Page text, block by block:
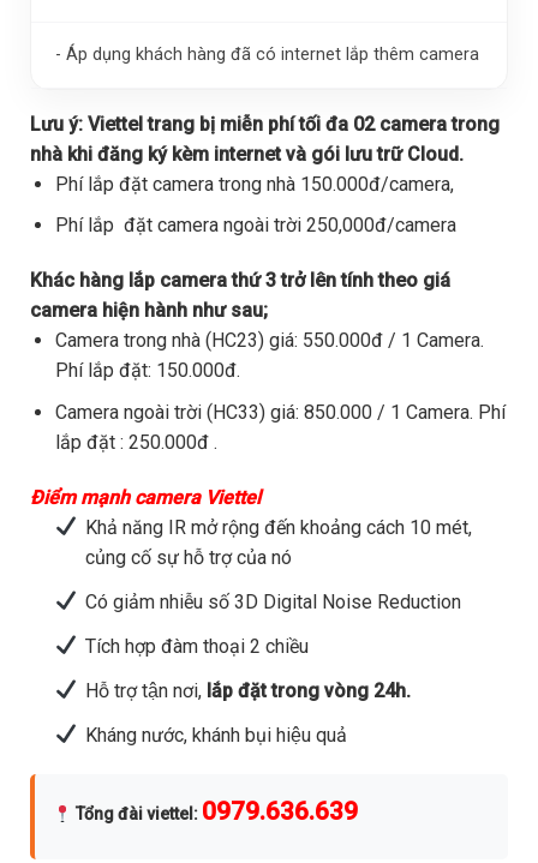
- Áp dụng khách hàng đã có internet lắp thêm camera
Lưu ý: Viettel trang bị miễn phí tối đa 02 camera trong
nhà khi đăng ký kèm internet và gói lưu trữ Cloud.
Phí lắp đặt camera trong nhà 150.000đ/camera,
Phí lắp đặt camera ngoài trời 250,000đ/camera
Khác hàng lắp camera thứ 3 trở lên tính theo giá
camera hiện hành như sau;
Camera trong nhà (HC23) giá: 550.000đ / 1 Camera.
Phí lắp đặt: 150.000đ.
Camera ngoài trời (HC33) giá: 850.000 / 1 Camera. Phí
lắp đặt : 250.000đ .
Điểm mạnh camera Viettel
Khả năng IR mở rộng đến khoảng cách 10 mét,
củng cố sự hỗ trợ của nó
Có giảm nhiễu số 3D Digital Noise Reduction
Tích hợp đàm thoại 2 chiều
Hỗ trợ tận nơi,lắp đặt trong vòng 24h.
Kháng nước, khánh bụi hiệu quả
Tổng đài viettel : 0979.636.639